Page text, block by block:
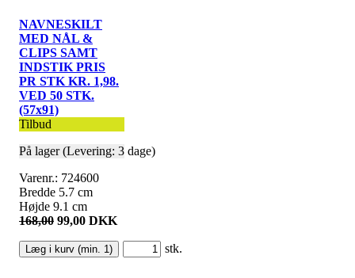
NAVNESKILT
MED NÅL &
CLIPS SAMT
INDSTIK PRIS
PR STK KR. 1,98.
VED 50 STK.
(57x91)
Tilbud
På lager (Levering: 3 dage)
Varenr.: 724600
Bredde 5.7 cm
Højde 9.1 cm
168,00 99,00 DKK
stk.